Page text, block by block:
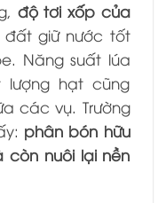
độ tơi xốp của
đất giữ nước tốt
Năng suất lúa
hạt cũng
các vụ. Trường
phân bón hữu
còn nuôi lại nền